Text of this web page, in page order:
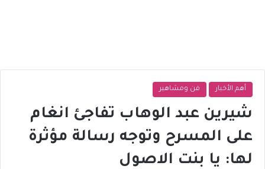
أهم الأخبار فن ومشاهير
شيرين عبد الوهاب تفاجئ انغام
على المسرح وتوجه رسالة مؤثرة
لها: يا بنت الاصول